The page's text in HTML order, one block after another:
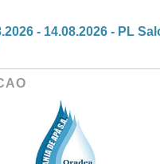
- 14.08.2026 - PL